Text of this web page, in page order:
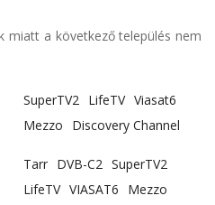
miatt a következő település nem
SuperTV2 LifeTV Viasat6
Mezzo
Discovery Channel
Tarr DVB-C2 SuperTV2
LifeTV VIASAT6
Mezzo